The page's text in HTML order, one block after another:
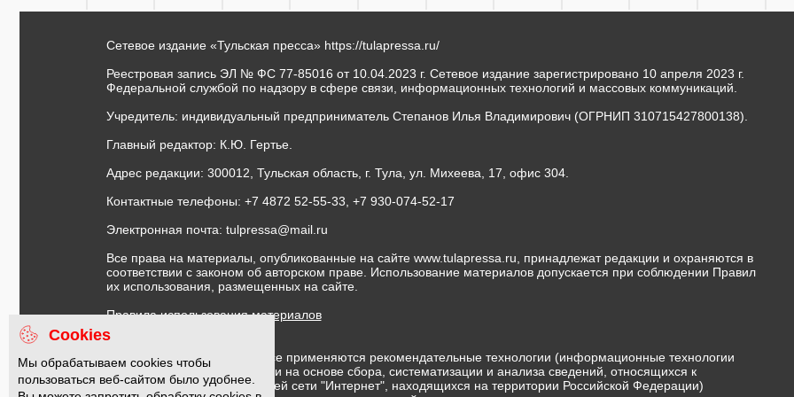
Сетевое издание «Тульская пресса» https://tulapressa.ru/
Реестровая запись ЭЛ № ФС 77-85016 от 10.04.2023 г. Сетевое издание зарегистрировано 10 апреля 2023 г.
Федеральной службой по надзору в сфере связи, информационных технологий и массовых коммуникаций.
Учредитель: индивидуальный предприниматель Степанов Илья Владимирович (ОГРНИП 310715427800138).
Главный редактор: К.Ю. Гертье.
Адрес редакции: 300012, Тульская область, г. Тула, ул. Михеева, 17, офис 304.
Контактные телефоны: +7 4872 52-55-33, +7 930-074-52-17
Электронная почта: tulpressa@mail.ru
Все права на материалы, опубликованные на сайте www.tulapressa.ru, принадлежат редакции и охраняются в
соответствии с законом об авторском праве. Использование материалов допускается при соблюдении Правил
их использования, размещенных на сайте.
Правила использования материалов
Договор публичной оферты
На информационном ресурсе применяются рекомендательные технологии (информационные технологии
предоставления информации на основе сбора, систематизации и анализа сведений, относящихся к
предпочтениям пользователей сети "Интернет", находящихся на территории Российской Федерации)
Cookies
Мы обрабатываем cookies чтобы
пользоваться веб-сайтом было удобнее.